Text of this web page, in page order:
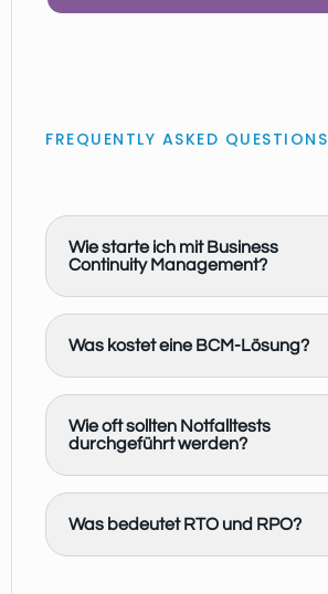
FREQUENTLY ASKED QUESTIONS
Wie starte ich mit Business
Continuity Management?
Was kostet eine BCM-Lösung?
Wie oft sollten Notfalltests
durchgeführt werden?
Was bedeutet RTO und RPO?